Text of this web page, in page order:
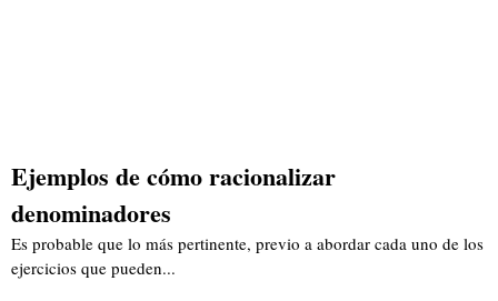
Ejemplos de cómo racionalizar
denominadores
Es probable que lo más pertinente, previo a abordar cada uno de los
ejercicios que pueden...